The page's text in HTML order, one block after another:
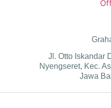
Jl. Otto Iskandar
Nyengseret, Kec.
Jawa